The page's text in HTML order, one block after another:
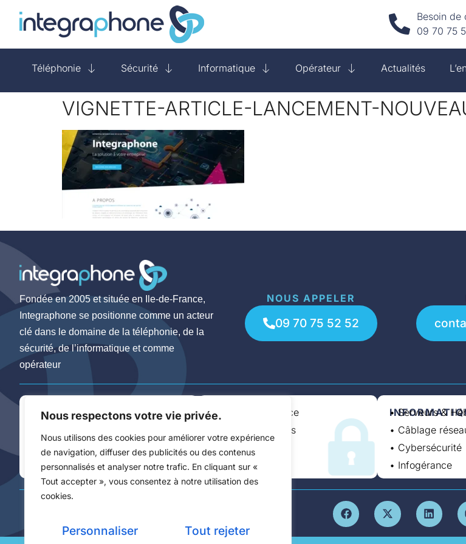
Nous respectons votre vie privée.
Nous utilisons des cookies pour améliorer votre expérience
de navigation, diffuser des publicités ou des contenus
personnalisés et analyser notre trafic. En cliquant sur «
Tout accepter », vous consentez à notre utilisation des
cookies.
Personnaliser Tout rejeter
Besoin de
09 70 75
Téléphonie Sécurité Informatique Opérateur Actualités
VIGNETTE-ARTICLE-LANCEMENT-
Fondée en 2005 et située en Ile-de-France,
Integraphone se positionne comme un acteur
clé dans le domaine de la téléphonie, de la
sécurité, de l’informatique et comme
opérateur
NOUS APPELER
09 70 75 52 52
TÉLÉPHONIE
• Téléphonie IP
• Téléphonie Mobile
SÉCURITÉ
• Vidéosurveillance
• Contrôle d'accès
• Alarmes
• Serveurs &
• Câblage
• Cybersécurité
• Infogérance